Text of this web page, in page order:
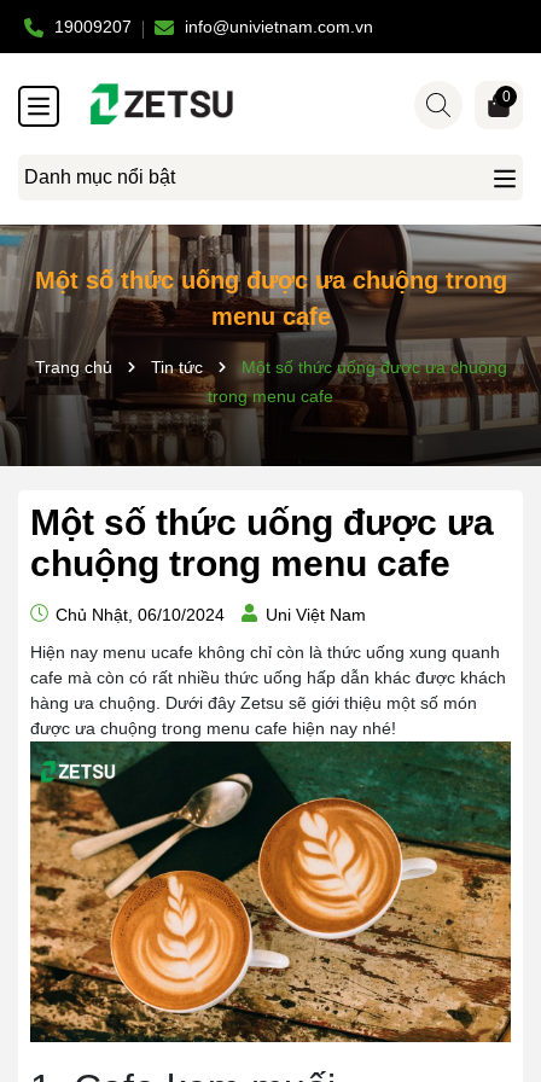
19009207 info@univietnam.com.vn
Danh mục nổi bật
0
Một số thức uống được ưa chuộng trong
menu cafe
Trang chủ Tin tức
Một số thức uống được ưa chuộng
trong menu cafe
Một số thức uống được ưa
chuộng trong menu cafe
Chủ Nhật, 06/10/2024
Uni Việt Nam
Hiện nay menu ucafe không chỉ còn là thức uống xung quanh
cafe mà còn có rất nhiều thức uống hấp dẫn khác được khách
hàng ưa chuộng. Dưới đây Zetsu sẽ giới thiệu một số món
được ưa chuộng trong menu cafe hiện nay nhé!